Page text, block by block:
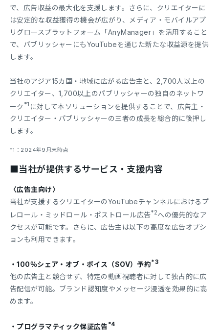
で、広告収益の最大化を支援します。さらに、クリエイターに
は安定的な収益獲得の機会が広がり、メディア・モバイルアプ
リグロースプラットフォーム「AnyManager」を活用すること
で、パブリッシャーにもYouTubeを通じた新たな収益源を提供
します。
当社のアジア15カ国・地域に広がる広告主と、2,700人以上の
クリエイター、1,700以上のパブリッシャーの独自のネットワ
ーク *1 に対して本ソリューションを提供することで、広告主・
クリエイター・パブリッシャーの三者の成長を総合的に後押し
します。
*1：2024年9月末時点
■当社が提供するサービス・支援内容
〈広告主向け〉
当社が支援するクリエイターのYouTubeチャンネルにおけるプ
レロール・ミッドロール・ポストロール広告*2への優先的なア
クセスが可能です。さらに、広告主は以下の高度な広告オプシ
ョンも利用できます。
・100％シェア・オブ・ボイス（SOV）予約*3
他の広告主と競合せず、特定の動画視聴者に対して独占的に広
告配信が可能。ブランド認知度やメッセージ浸透を効果的に高
めます。
・プログラマティック保証広告 *4